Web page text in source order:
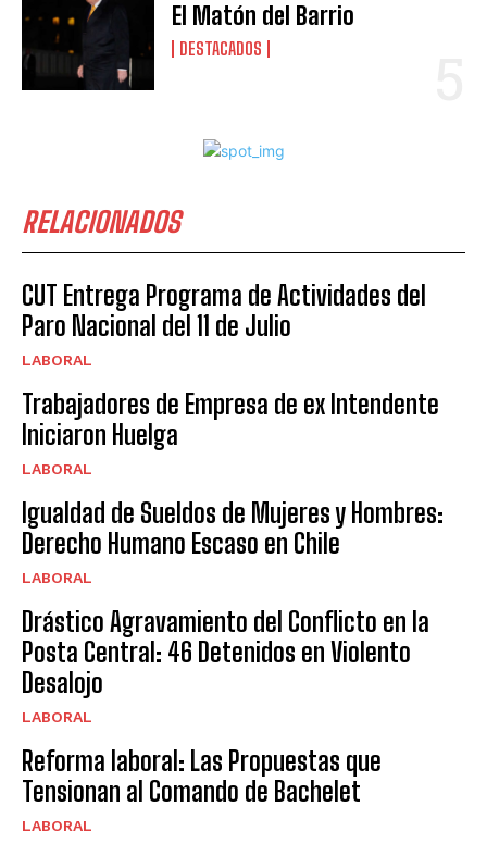
El Matón del Barrio
DESTACADOS
RELACIONADOS
CUT Entrega Programa de Actividades del
Paro Nacional del 11 de Julio
LABORAL
Trabajadores de Empresa de ex Intendente
Iniciaron Huelga
LABORAL
Igualdad de Sueldos de Mujeres y Hombres:
Derecho Humano Escaso en Chile
LABORAL
Drástico Agravamiento del Conflicto en la
Posta Central: 46 Detenidos en Violento
Desalojo
LABORAL
Reforma laboral: Las Propuestas que
Tensionan al Comando de Bachelet
LABORAL